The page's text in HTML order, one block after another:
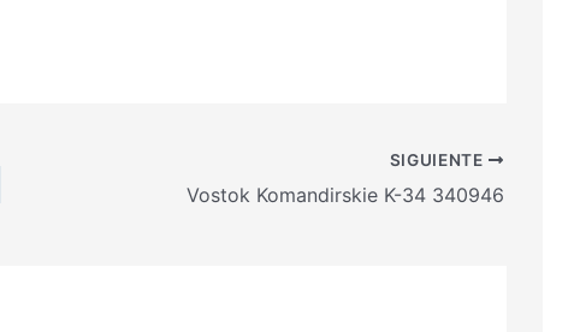
SIGUIENTE
Vostok Komandirskie K-34 340946